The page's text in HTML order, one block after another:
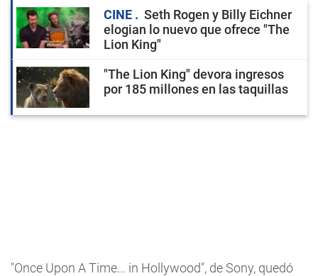
CINE
Seth Rogen y Billy Eichner
elogian lo nuevo que ofrece "The
Lion King"
"The Lion King" devora ingresos
por 185 millones en las taquillas
"Once Upon A Time... in Hollywood", de Sony, quedó